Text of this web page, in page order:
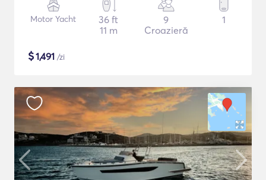
Motor Yacht
36 ft
11 m
9
Croazieră
1
$1,491 /zi